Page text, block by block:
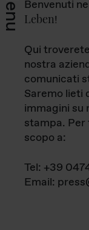
Benvenuti
Leben!
Qui
nostra
comunicati
Saremo lieti
immagini su
stampa.
scopo a:
Tel: +39
Email: